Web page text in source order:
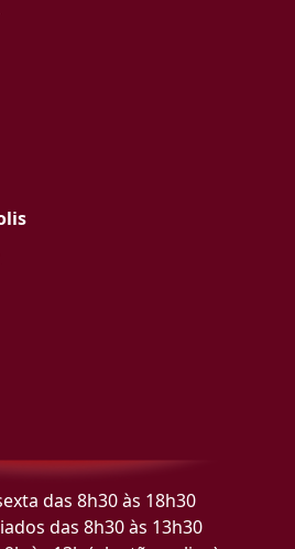
das 8h30 às 18h30
das 8h30 às 13h30